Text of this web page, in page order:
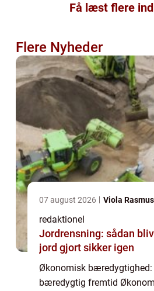
Få læst flere
Flere Nyheder
07 august 2026 Viola
redaktionel
Jordrensning: sådan
jord gjort sikker igen
Økonomisk bæredygtighed:
bæredygtig fremtid